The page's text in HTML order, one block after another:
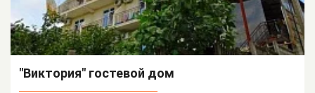
"Виктория" гостевой дом